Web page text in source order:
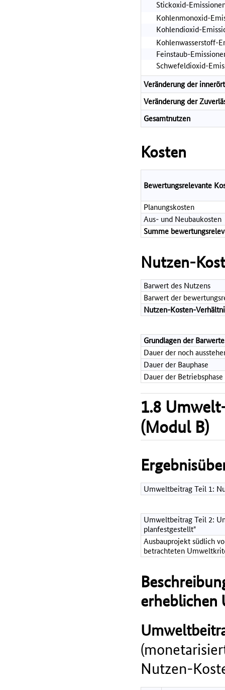
Stickoxid-
Kohlenmonoxid-
Kohlendioxid-
Kohlenwasserstoff-
Feinstaub-
Schwefeldioxid-
Veränderung der
Veränderung der
Gesamtnutzen
Kosten
Bewertungsrelevante
Planungskosten
Aus- und Neubaukosten
Summe
Nutzen-
Barwert des Nutzens
Barwert der
Nutzen-Kosten-
Grundlagen der
Dauer der noch
Dauer der Bauphase
Dauer der
1.8
(Modul B)
Umweltbeitrag Teil 1:
Umweltbeitrag Teil 2:
planfestgestellt"
Ausbauprojekt südlich
betrachteten
erheblichen
Nutzen-